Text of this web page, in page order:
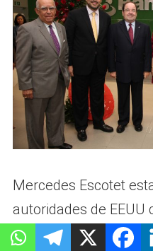
Mercedes Escotet
autoridades de EEUU
ABANCA en